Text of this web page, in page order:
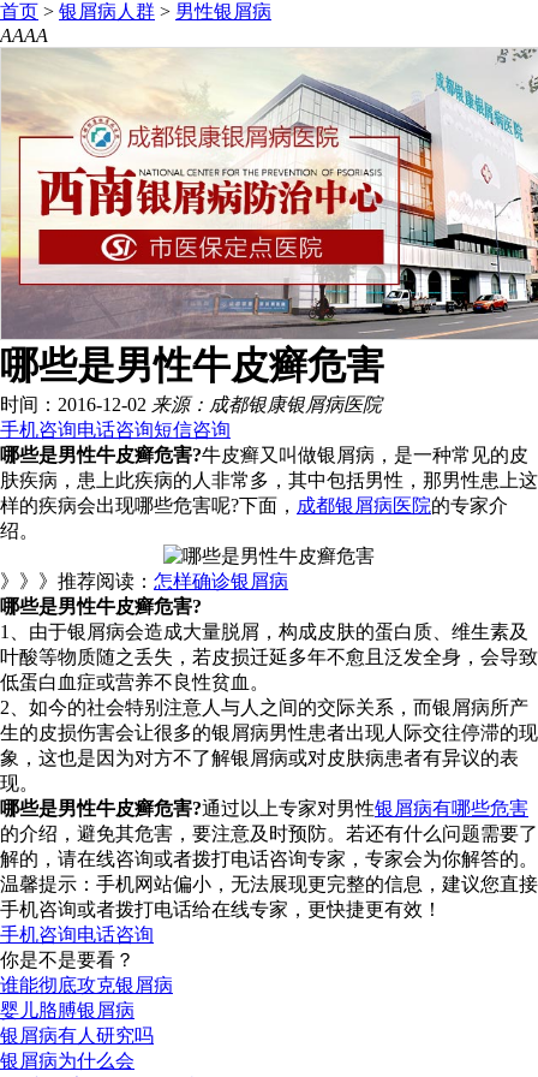
首页 > 银屑病人群 > 男性银屑病
AAAA
哪些是男性牛皮癣危害
时间：2016-12-02 来源：成都银康银屑病医院
手机咨询电话咨询短信咨询
哪些是男性牛皮癣危害?牛皮癣又叫做银屑病，是一种常见的皮
肤疾病，患上此疾病的人非常多，其中包括男性，那男性患上这
样的疾病会出现哪些危害呢?下面， 成都银屑病医院的专家介
绍。
》》》推荐阅读： 怎样确诊银屑病
哪些是男性牛皮癣危害?
1、由于银屑病会造成大量脱屑，构成皮肤的蛋白质、维生素及
叶酸等物质随之丢失，若皮损迁延多年不愈且泛发全身，会导致
低蛋白血症或营养不良性贫血。
2、如今的社会特别注意人与人之间的交际关系，而银屑病所产
生的皮损伤害会让很多的银屑病男性患者出现人际交往停滞的现
象，这也是因为对方不了解银屑病或对皮肤病患者有异议的表
现。
哪些是男性牛皮癣危害?通过以上专家对男性银屑病有哪些危害
的介绍，避免其危害，要注意及时预防。若还有什么问题需要了
解的，请在线咨询或者拨打电话咨询专家，专家会为你解答的。
温馨提示：手机网站偏小，无法展现更完整的信息，建议您直接
手机咨询或者拨打电话给在线专家，更快捷更有效！
手机咨询电话咨询
你是不是要看？
谁能彻底攻克银屑病
婴儿胳膊银屑病
银屑病有人研究吗
银屑病为什么会